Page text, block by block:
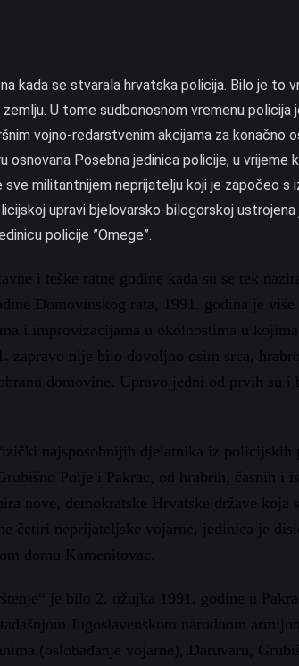
kada se stvarala hrvatska policija. Bilo je to
U tome sudbonosnom vremenu policija
vojno-redarstvenim akcijama za konačno
osnovana Posebna jedinica policije, u vrijeme
sve militantnijem neprijatelju koji je započeo
upravi bjelovarsko-bilogorskoj
policije ”Omege”.
i teške ratne godine kada su se tek
Domovinskog rata, 1991. godina je više
i improvizacijama u okolnostima u
zapravo nije bilo dovoljno osim srca,
domovine. Upravo jedni od prvih su i
najsposobnijih djelatnika iz policijskih
Polje i Pakrac, od hrabrih, časnih i
nove, demokratske Hrvatske države koja
četiri neprijateljske vojarne, jedinica je
domu Kamenitovac.
je bilo 2. ožujka 1991. godine u
Jugoslavenskom narodnom
(oslobađanje vojarne), Daruvaru,